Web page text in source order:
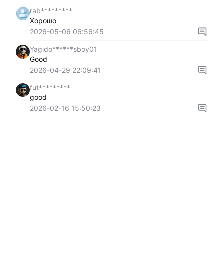
rab*********
Хорошо
2026-05-06 06:56:45
Yagido******sboy01
Good
2026-04-29 22:09:41
fut*********
good
2026-02-16 15:50:23